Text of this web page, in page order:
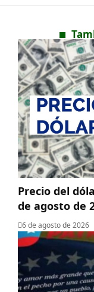
Precio del
de agosto de
6 de agosto de 2026